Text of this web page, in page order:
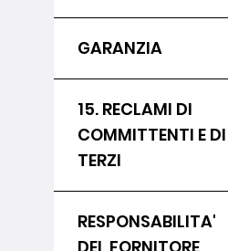
GARANZIA
15. RECLAMI DI
COMMITTENTI E DI
TERZI
RESPONSABILITA'